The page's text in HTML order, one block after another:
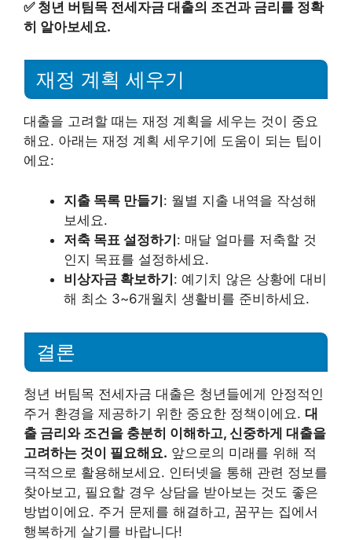
✅ 청년 버팀목 전세자금 대출의 조건과 금리를 정확
히 알아보세요.
재정 계획 세우기
대출을 고려할 때는 재정 계획을 세우는 것이 중요
해요. 아래는 재정 계획 세우기에 도움이 되는 팁이
에요:
지출 목록 만들기: 월별 지출 내역을 작성해
보세요.
저축 목표 설정하기: 매달 얼마를 저축할 것
인지 목표를 설정하세요.
비상자금 확보하기: 예기치 않은 상황에 대비
해 최소 3~6개월치 생활비를 준비하세요.
결론
청년 버팀목 전세자금 대출은 청년들에게 안정적인
주거 환경을 제공하기 위한 중요한 정책이에요. 대
출 금리와 조건을 충분히 이해하고, 신중하게 대출을
고려하는 것이 필요해요. 앞으로의 미래를 위해 적
극적으로 활용해보세요. 인터넷을 통해 관련 정보를
찾아보고, 필요할 경우 상담을 받아보는 것도 좋은
방법이에요. 주거 문제를 해결하고, 꿈꾸는 집에서
행복하게 살기를 바랍니다!